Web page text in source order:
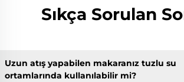
Sıkça Sorulan
Uzun atış yapabilen makaranız tuzlu su
ortamlarında kullanılabilir mi?